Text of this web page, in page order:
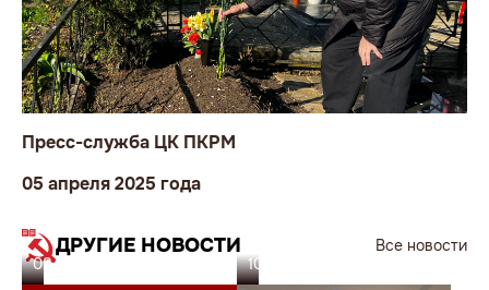
Пресс-служба ЦК ПКРМ
05 апреля 2025 года
ДРУГИЕ НОВОСТИ
Все новости
08.07.26
10.06.26